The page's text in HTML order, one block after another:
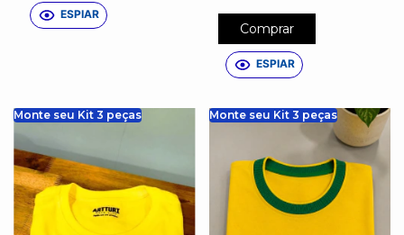
ESPIAR
Comprar
ESPIAR
Monte seu Kit 3 peças Monte seu Kit 3 peças